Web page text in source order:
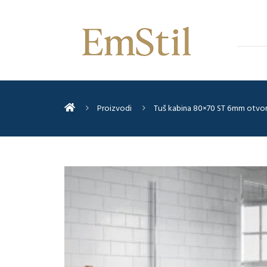
Proizvodi Tuš kabina 80×70 ST 6mm